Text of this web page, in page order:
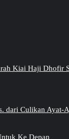
Kiai Haji Dhofir
dari Culikan Ayat-
Ke Depan